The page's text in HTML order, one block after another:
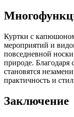
Куртки с
мероприятий и
повседневной
природе. Благодаря
становятся
практичность и
Заключение